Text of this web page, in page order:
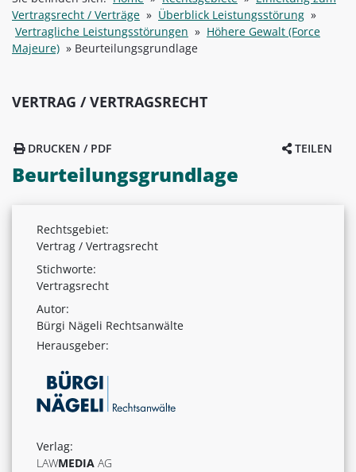
Vertragsrecht / Verträge » Überblick Leistungsstörung »
Vertragliche Leistungsstörungen » Höhere Gewalt (Force
Majeure) » Beurteilungsgrundlage
VERTRAG / VERTRAGSRECHT
TEILEN
DRUCKEN / PDF
Beurteilungsgrundlage
Rechtsgebiet:
Vertrag / Vertragsrecht
Stichworte:
Vertragsrecht
Autor:
Bürgi Nägeli Rechtsanwälte
Herausgeber:
Verlag:
LAWMEDIA AG